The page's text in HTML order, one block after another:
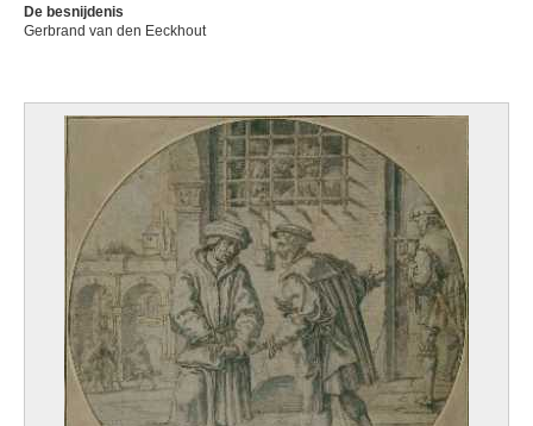
De besnijdenis
Gerbrand van den Eeckhout